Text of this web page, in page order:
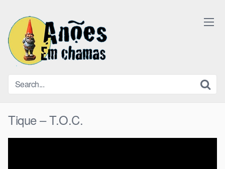
content
Tique – T.O.C.